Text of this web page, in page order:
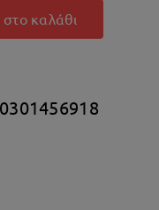
καλάθι